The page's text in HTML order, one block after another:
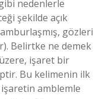
nedenlerle
şekilde açık
gözleri
Belirtke ne demek
işaret bir
Bu kelimenin ilk
amblemle